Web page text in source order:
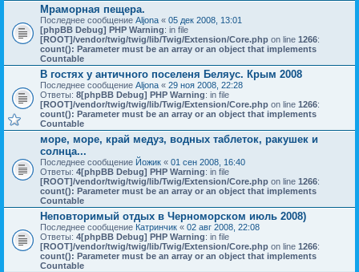
Мраморная пещера.
Последнее сообщение Aljona « 05 дек 2008, 13:01
[phpBB Debug] PHP Warning: in file
[ROOT]/vendor/twig/twig/lib/Twig/Extension/Core.php on line 1266:
count(): Parameter must be an array or an object that implements
Countable
В гостях у античного поселеня Беляус. Крым 2008
Последнее сообщение Aljona « 29 ноя 2008, 22:28
Ответы: 8[phpBB Debug] PHP Warning: in file
[ROOT]/vendor/twig/twig/lib/Twig/Extension/Core.php on line 1266:
count(): Parameter must be an array or an object that implements
Countable
море, море, край медуз, водных таблеток, ракушек и
солнца...
Последнее сообщение Йожик « 01 сен 2008, 16:40
Ответы: 4[phpBB Debug] PHP Warning: in file
[ROOT]/vendor/twig/twig/lib/Twig/Extension/Core.php on line 1266:
count(): Parameter must be an array or an object that implements
Countable
Неповторимый отдых в Черноморском июль 2008)
Последнее сообщение Катринчик « 02 авг 2008, 22:08
Ответы: 4[phpBB Debug] PHP Warning: in file
[ROOT]/vendor/twig/twig/lib/Twig/Extension/Core.php on line 1266:
count(): Parameter must be an array or an object that implements
Countable